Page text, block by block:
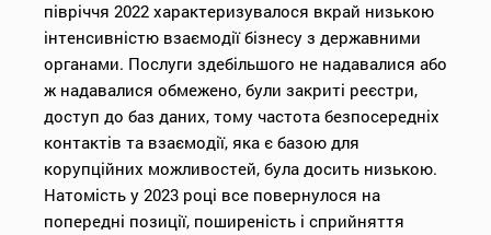
півріччя 2022 характеризувалося вкрай низькою
інтенсивністю взаємодії бізнесу з державними
органами. Послуги здебільшого не надавалися або
ж надавалися обмежено, були закриті реєстри,
доступ до баз даних, тому частота безпосередніх
контактів та взаємодії, яка є базою для
корупційних можливостей, була досить низькою.
Натомість у 2023 році все повернулося на
попередні позиції, поширеність і сприйняття